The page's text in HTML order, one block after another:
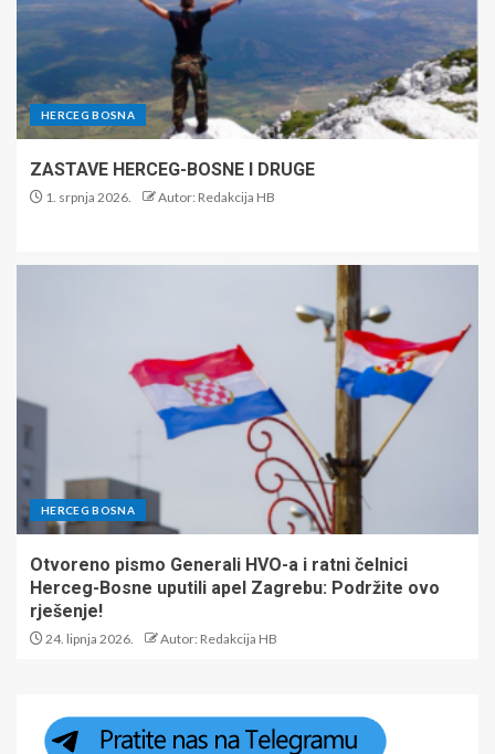
HERCEG BOSNA
ZASTAVE HERCEG-BOSNE I DRUGE
1. srpnja 2026. Autor: Redakcija HB
HERCEG BOSNA
Otvoreno pismo Generali HVO-a i ratni čelnici
Herceg-Bosne uputili apel Zagrebu: Podržite ovo
rješenje!
24. lipnja 2026. Autor: Redakcija HB